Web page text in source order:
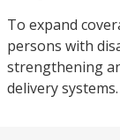
To expand
persons with
strengthening
delivery systems.